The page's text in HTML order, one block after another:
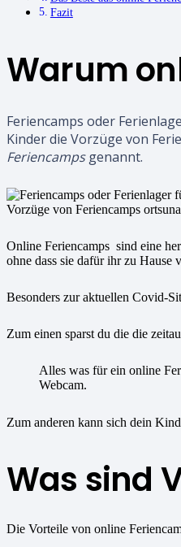
Fazit
Warum
Feriencamps oder
Kinder die Vorzüge von
Feriencampsgenannt.
Online Feriencamps sind eine
ohne dass sie dafür ihr zu Hause
Besonders zur aktuellen Covid-
Zum einen sparst du die die
Alles was für ein online
Webcam.
Zum anderen kann sich dein
Was sind
Die Vorteile von online